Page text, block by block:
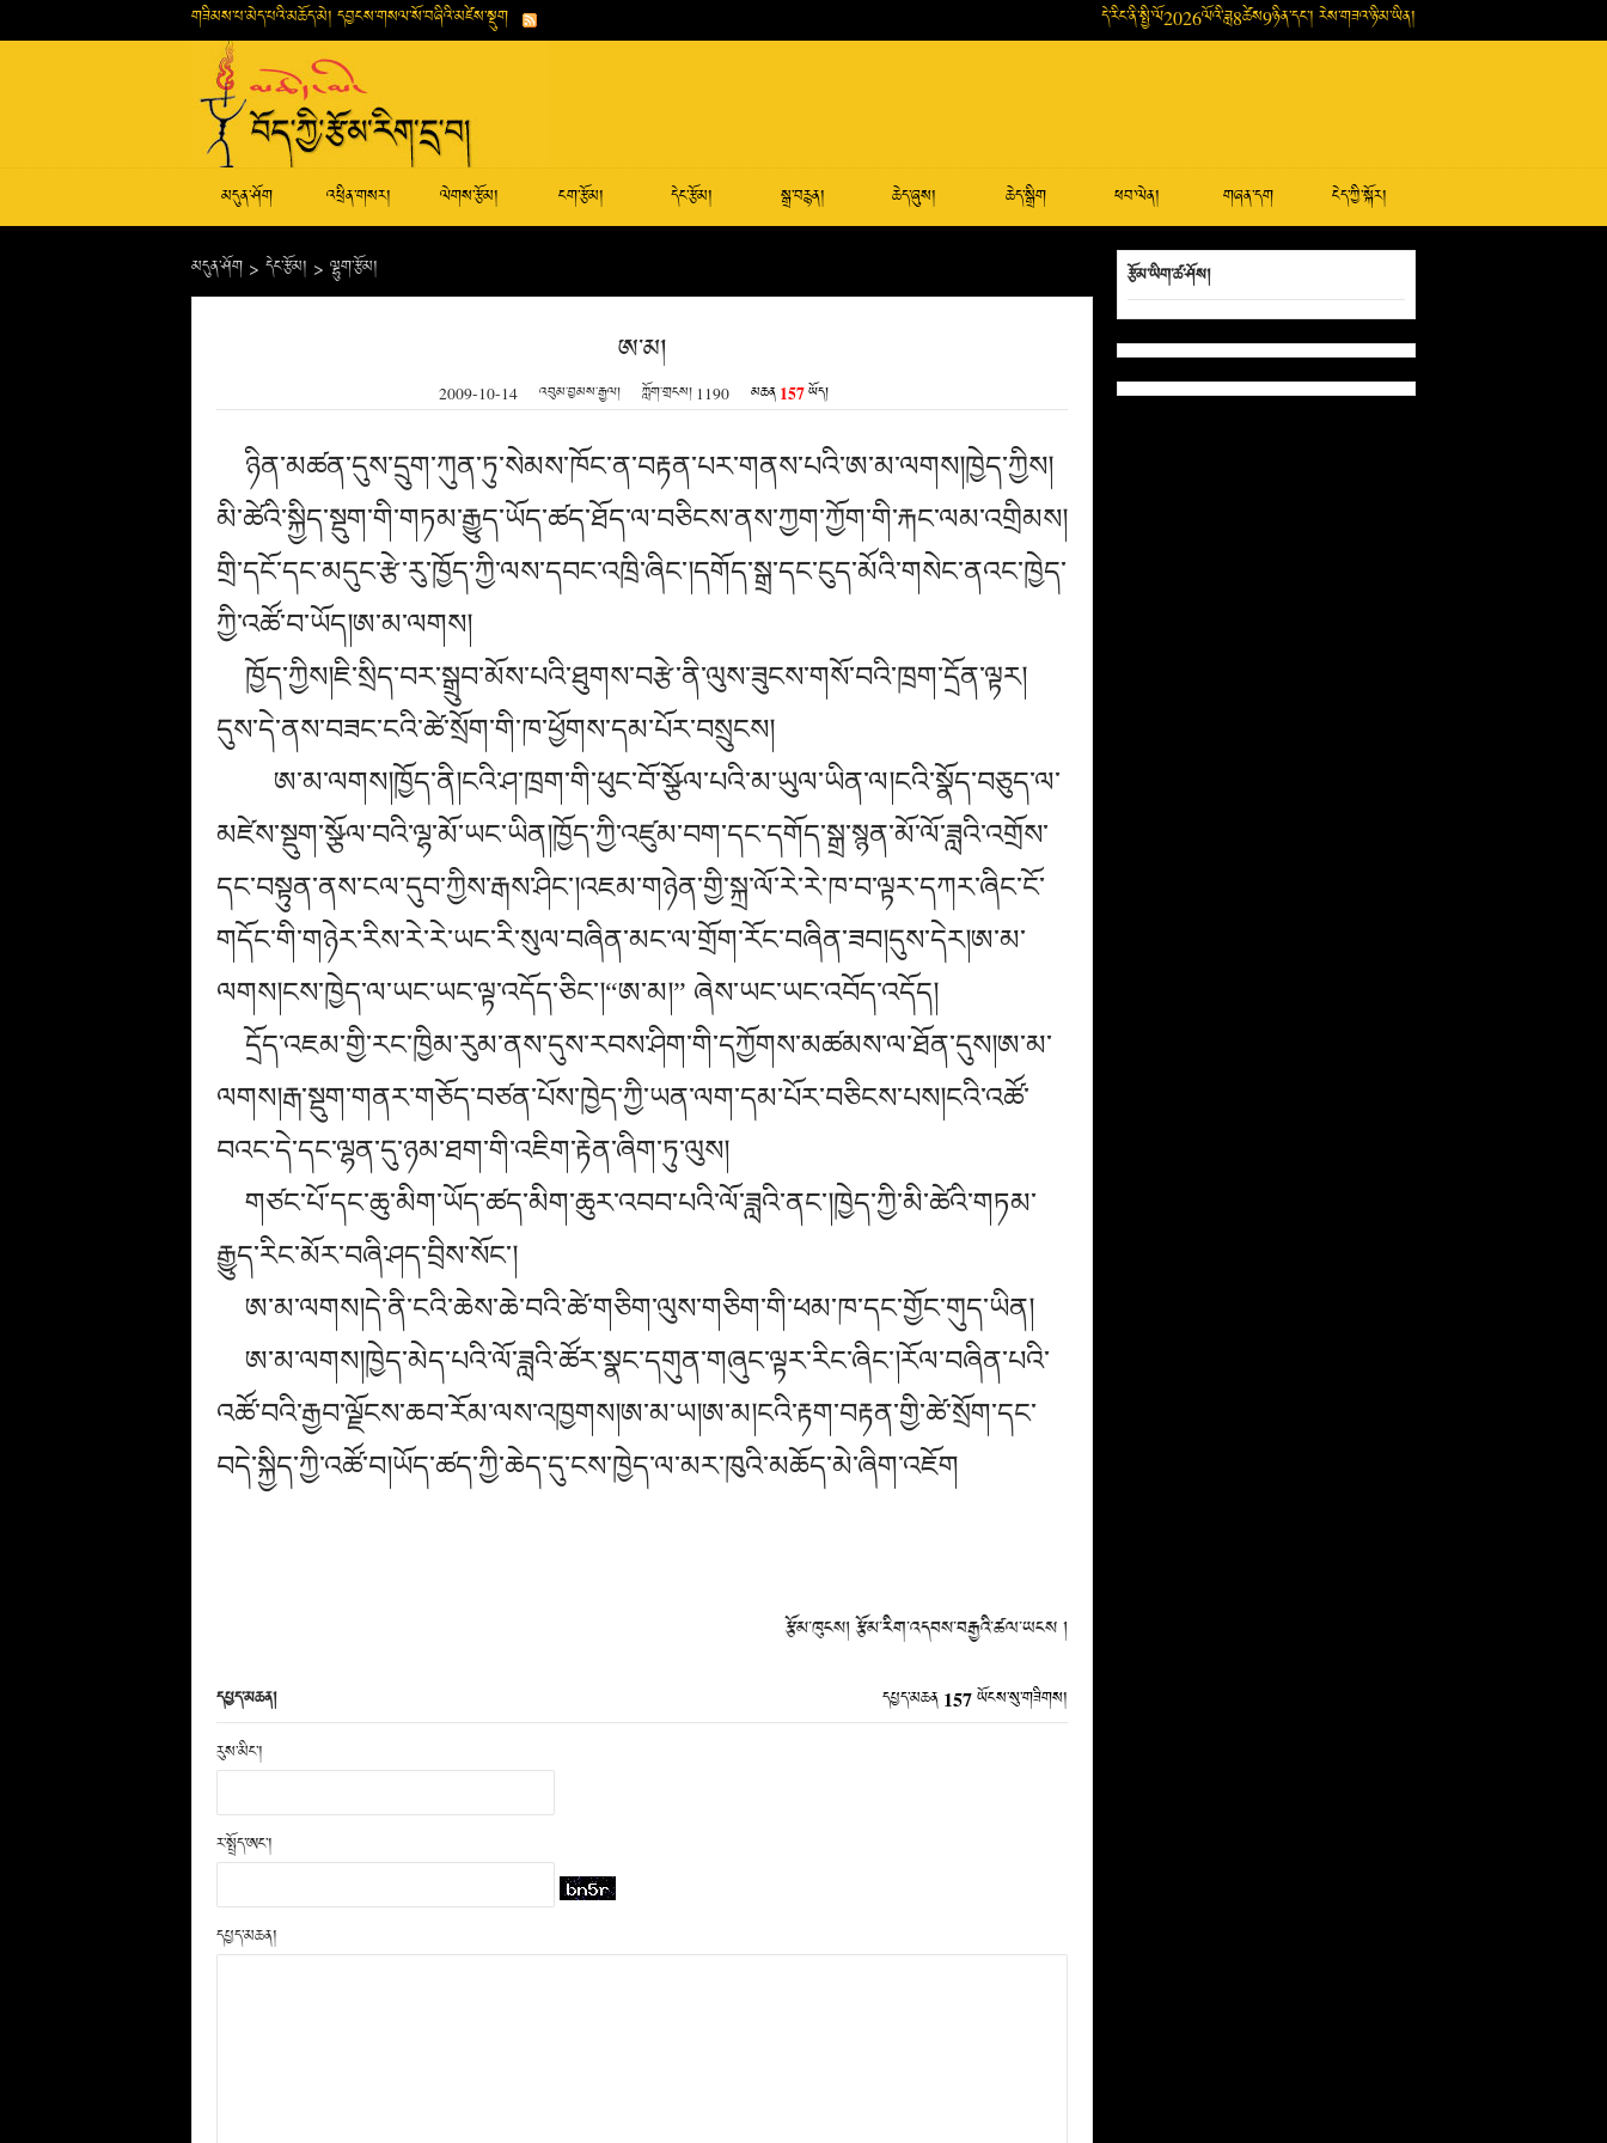
གཟིམས་པ་མེད་པའི་མཆོད་མེ། དབྱངས་གསལ་སོ་བཞིའི་མཛེས་སྡུག དེ་རིང་ནི་སྤྱི་ལོ2026ལོའི་ཟླ8ཚེས9ཉིན་དང་། རེས་གཟའ་ཉི་མ་ཡིན།
མདུན་ཤོག འཕྲིན་གསར། ལེགས་རྩོམ། ངག་རྩོམ། དེང་རྩོམ། སྒྲ་བརྙན། ཆེད་ཞུས། ཆེད་སྒྲིག ཕབ་ལེན། གཞན་དག ངེད་ཀྱི་སྐོར།
མདུན་ཤོག > དེང་རྩོམ། > ལྷུག་རྩོམ།
ཨ་མ།
2009-10-14 འབུམ་བྱམས་རྒྱལ། ཀློག་གྲངས། 1190 མཆན 157ཡོད།
ཉིན་མཚན་དུས་དྲུག་ཀུན་ཏུ་སེམས་ཁོང་ན་བརྟན་པར་གནས་པའི་ཨ་མ་ལགས།ཁྱེད་ཀྱིས།
མི་ཚེའི་སྐྱིད་སྡུག་གི་གཏམ་རྒྱུད་ཡོད་ཚད་ཐོད་ལ་བཅིངས་ནས་ཀྱག་ཀྱོག་གི་རྐང་ལམ་འགྲིམས།
གྲི་དངོ་དང་མདུང་རྩེ་རུ་ཁྱོད་ཀྱི་ལས་དབང་འཁྲི་ཞིང་།དགོད་སྒྲ་དང་ངུད་མོའི་གསེང་ནའང་ཁྱེད་
ཀྱི་འཚོ་བ་ཡོད།ཨ་མ་ལགས།
ཁྱོད་ཀྱིས།ཇི་སྲིད་བར་སྒྲུབ་མོས་པའི་ཐུགས་བརྩེ་ནི་ལུས་ཟུངས་གསོ་བའི་ཁྲག་དྲོན་ལྟར།
དུས་དེ་ནས་བཟང་ངའི་ཚེ་སྲོག་གི་ཁ་ཕྱོགས་དམ་པོར་བསྲུངས།
ཨ་མ་ལགས།ཁྱོད་ནི།ངའི་ཤ་ཁྲག་གི་ཕུང་བོ་སྩོལ་པའི་མ་ཡུལ་ཡིན་ལ།ངའི་སྣོད་བཅུད་ལ་
མཛེས་སྡུག་སྩོལ་བའི་ལྷ་མོ་ཡང་ཡིན།ཁྱོད་ཀྱི་འཛུམ་བག་དང་དགོད་སྒྲ་སྙན་མོ་ལོ་ཟླའི་འགྲོས་
དང་བསྟུན་ནས་ངལ་དུབ་ཀྱིས་རྒས་ཤིང་།འཇམ་གཉེན་གྱི་སྐྲ་ལོ་རེ་རེ་ཁ་བ་ལྟར་དཀར་ཞིང་ངོ་
གདོང་གི་གཉེར་རིས་རེ་རེ་ཡང་རི་སུལ་བཞིན་མང་ལ་གྲོག་རོང་བཞིན་ཟབ།དུས་དེར།ཨ་མ་
ལགས།ངས་ཁྱེད་ལ་ཡང་ཡང་ལྟ་འདོད་ཅིང་།“ཨ་མ།” ཞེས་ཡང་ཡང་འབོད་འདོད།
དྲོད་འཇམ་གྱི་རང་ཁྱིམ་རུམ་ནས་དུས་རབས་ཤིག་གི་དཀྱོགས་མཚམས་ལ་ཐོན་དུས།ཨ་མ་
ལགས།རྒ་སྡུག་གནར་གཅོད་བཙན་པོས་ཁྱེད་ཀྱི་ཡན་ལག་དམ་པོར་བཅིངས་པས།ངའི་འཚོ་
བའང་དེ་དང་ལྷན་དུ་ཉམ་ཐག་གི་འཇིག་རྟེན་ཞིག་ཏུ་ལུས།
གཙང་པོ་དང་ཆུ་མིག་ཡོད་ཚད་མིག་ཆུར་འབབ་པའི་ལོ་ཟླའི་ནང་།ཁྱེད་ཀྱི་མི་ཚེའི་གཏམ་
རྒྱུད་རིང་མོར་བཞི་ཤད་བྲིས་སོང་།
ཨ་མ་ལགས།དེ་ནི་ངའི་ཆེས་ཆེ་བའི་ཚེ་གཅིག་ལུས་གཅིག་གི་ཕམ་ཁ་དང་གྱོང་གུད་ཡིན།
ཨ་མ་ལགས།ཁྱེད་མེད་པའི་ལོ་ཟླའི་ཚོར་སྣང་དགུན་གཞུང་ལྟར་རིང་ཞིང་།རོལ་བཞིན་པའི་
འཚོ་བའི་རྒྱབ་ལྗོངས་ཆབ་རོམ་ལས་འཁྱགས།ཨ་མ་ཡ།ཨ་མ།ངའི་རྟག་བརྟན་གྱི་ཚེ་སྲོག་དང་
བདེ་སྐྱིད་ཀྱི་འཚོ་བ།ཡོད་ཚད་ཀྱི་ཆེད་དུ་ངས་ཁྱེད་ལ་མར་ཁུའི་མཆོད་མེ་ཞིག་འཇོག
རྩོམ་ཁུངས། རྩོམ་རིག་འདབས་བརྒྱའི་ཚལ་ཡངས །
དཔྱད་མཆན 157ཡོངས་སུ་གཟིགས།
དཔྱད་མཆན།
རུས་མིང་།
ར་སྤྲོད་ཨང་།
དཔྱད་མཆན།
རྩོམ་ཡིག་ཚ་ཤོས།